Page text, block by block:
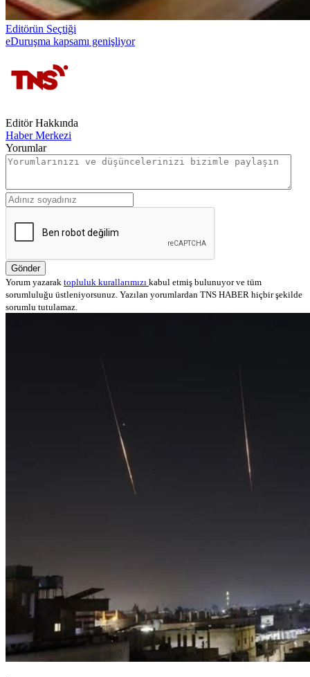
Editörün Seçtiği
eDuruşma kapsamı genişliyor
Editör Hakkında
Haber Merkezi
Yorumlar
Gönder
Yorum yazarak topluluk kurallarımızı kabul etmiş bulunuyor ve tüm
sorumluluğu üstleniyorsunuz. Yazılan yorumlardan TNS HABER hiçbir şekilde
sorumlu tutulamaz.